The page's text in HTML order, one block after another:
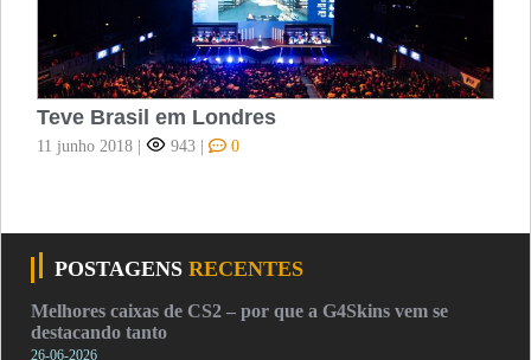
Teve Brasil em Londres
11 junho 2018 | 943 | 0
POSTAGENS RECENTES
Melhores caixas de CS2 – por que a G4Skins vem se
destacando tanto
26-06-2026